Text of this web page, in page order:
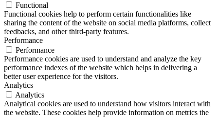
Functional
Functional cookies help to perform certain functionalities like
sharing the content of the website on social media platforms, collect
feedbacks, and other third-party features.
Performance
Performance
Performance cookies are used to understand and analyze the key
performance indexes of the website which helps in delivering a
better user experience for the visitors.
Analytics
Analytics
Analytical cookies are used to understand how visitors interact with
the website. These cookies help provide information on metrics the